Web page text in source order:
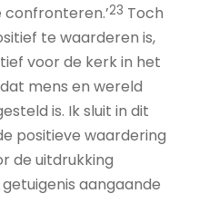
23 Toch
te waarderen is,
voor de kerk in het
mens en wereld
is. Ik sluit in dit
positieve waardering
de uitdrukking
aangaande